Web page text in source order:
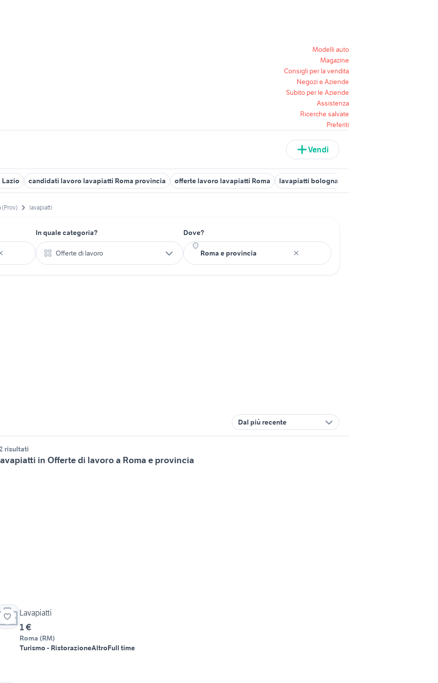
Modelli auto
Magazine
Consigli per la vendita
Negozi e Aziende
Subito per le Aziende
Assistenza
Ricerche salvate
Preferiti
Vendi
candidati lavoro lavapiatti Roma provincia offerte lavoro lavapiatti Roma lavapiatti bologna
(Prov) lavapiatti
In quale categoria?
Offerte di lavoro
Dove?
Dal più recente
risultati
in Offerte di lavoro a Roma e provincia
Lavapiatti
1 €
Roma (RM)
Turismo - RistorazioneAltroFull time